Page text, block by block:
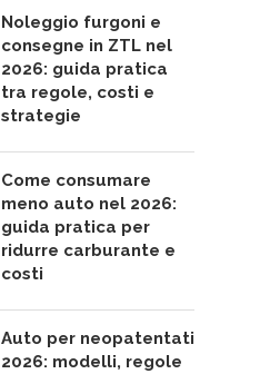
Noleggio furgoni e
consegne in ZTL nel
2026: guida pratica
tra regole, costi e
strategie
Come consumare
meno auto nel 2026:
guida pratica per
ridurre carburante e
costi
Auto per neopatentati
2026: modelli, regole